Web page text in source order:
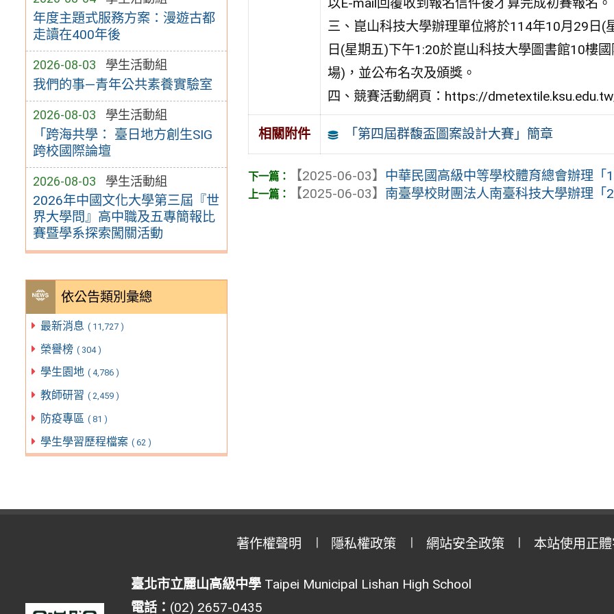
年度主題式服務方案：漫遊古都
走讀在400年後
2026-08-03 學生活動組
我們的事—青年公共素養實驗室
2026-08-03 學生活動組
「跨海共學： 臺日地方創生SIG
跨校國際論壇
2026-08-03 學生活動組
2026年中國文化大學第三屆『世
界大學問』高中職及五專簡報比
賽暨學系探索闖關活動
依公告類別彙總
最新消息 ( 11,727 )
榮譽榜 ( 304 )
學生園地 ( 4,786 )
教師研習 ( 2,459 )
防疫專區 ( 81 )
學生學習歷程檔案 ( 62 )
三、崑山科技大學辦理單位將於114年10月29日
日(星期五)下午1:20於崑山科技大學圖書館10樓
場)，並公布名次及頒獎。
四、競賽活動網頁：https://
相關附件 「第四屆群馥盃圖案設計大賽」簡章
【2025-06-03】 中華民國高級中等學校體育總會辦理「
【2025-06-03】 南臺學校財團法人南臺科技大學辦理「
著作權聲明 隱私權政策 網站安全政策 本站使用正
臺北市立麗山高級中學Taipei Municipal Lishan High School
電話： (02) 2657-0435